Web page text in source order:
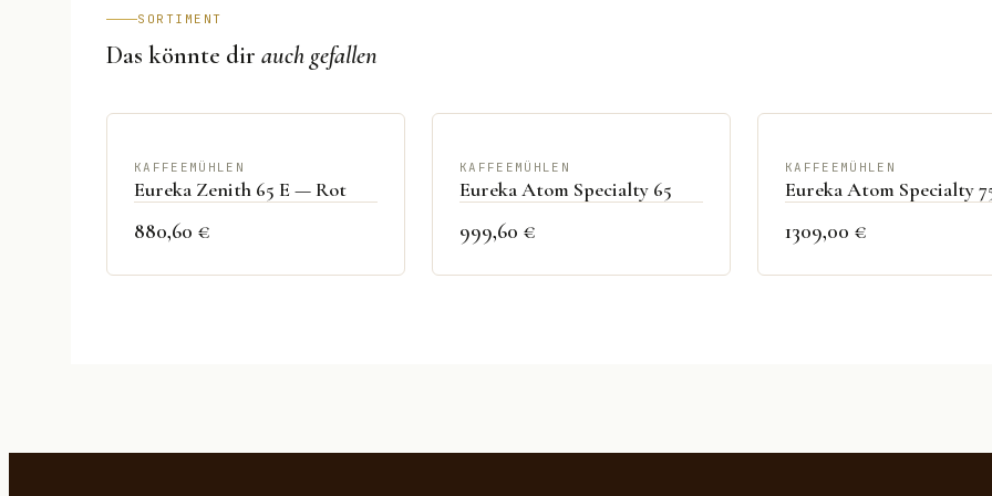
SORTIMENT
Das könnte dir auch gefallen
KAFFEEMÜHLEN
Eureka Zenith 65 E — Rot
880,60 €
KAFFEEMÜHLEN
Eureka Atom Specialty 65
999,60 €
KAFFEEMÜHLEN
Eureka Atom Specialty
1309,00 €